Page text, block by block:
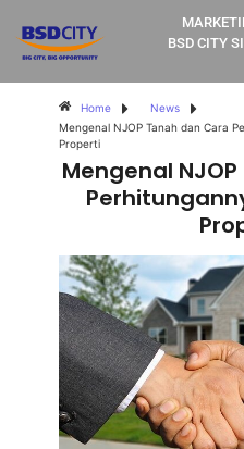
BSD CITY
Home
News
Mengenal NJOP Tanah dan Cara
Properti
Mengenal